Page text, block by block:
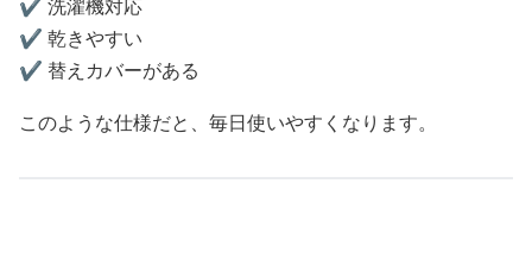
✔️ 洗濯機対応
✔️ 乾きやすい
✔️ 替えカバーがある
このような仕様だと、毎日使いやすくなります。